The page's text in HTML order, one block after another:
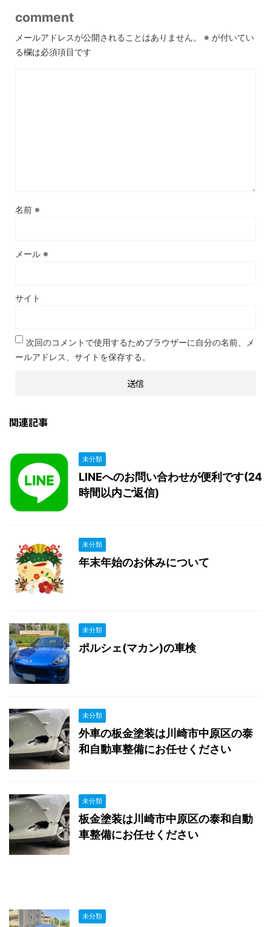
comment
メールアドレスが公開されることはありません。 ※ が付いてい
る欄は必須項目です
名前 ※
メール ※
サイト
次回のコメントで使用するためブラウザーに自分の名前、メ
ールアドレス、サイトを保存する。
関連記事
未分類
LINEへのお問い合わせが便利です(24
時間以内ご返信)
未分類
年末年始のお休みについて
未分類
ポルシェ(マカン)の車検
未分類
外車の板金塗装は川崎市中原区の泰
和自動車整備にお任せください
未分類
板金塗装は川崎市中原区の泰和自動
車整備にお任せください
未分類